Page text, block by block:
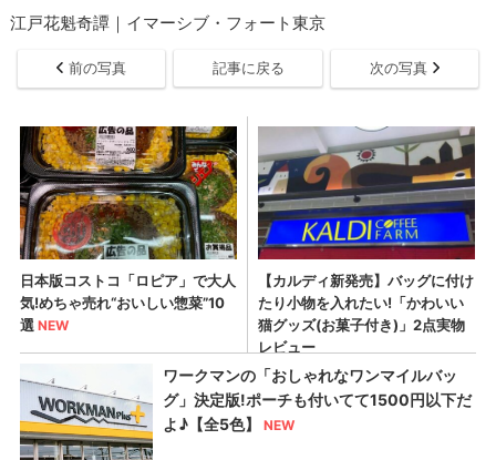
江戸花魁奇譚｜イマーシブ・フォート東京
前の写真 記事に戻る 次の写真